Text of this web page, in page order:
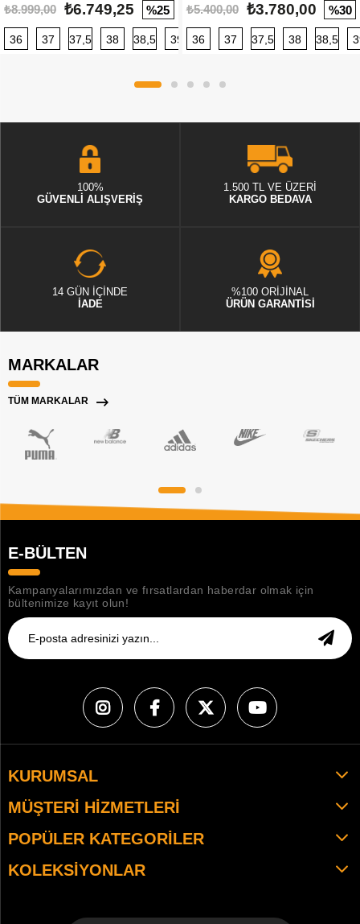
₺8.999,00 ₺6.749,25 %25
36 37 37,5 38 38,5 39 40 40,5 41 42 42,5
₺5.400,00 ₺3.780,00 %30
36 37 37,5 38 38,5
100%
GÜVENLİ ALIŞVERİŞ
1.500 TL VE ÜZERİ
KARGO BEDAVA
14 GÜN İÇİNDE
İADE
%100 ORİJİNAL
ÜRÜN GARANTİSİ
MARKALAR
TÜM MARKALAR
E-BÜLTEN
Kampanyalarımızdan ve fırsatlardan haberdar olmak için
bültenimize kayıt olun!
KURUMSAL
MÜŞTERI HIZMETLERI
POPÜLER KATEGORILER
KOLEKSIYONLAR